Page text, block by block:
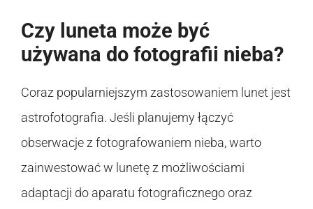
Czy luneta może być
używana do fotografii nieba?
Coraz popularniejszym zastosowaniem lunet jest
astrofotografia. Jeśli planujemy łączyć
obserwacje z fotografowaniem nieba, warto
zainwestować w lunetę z możliwościami
adaptacji do aparatu fotograficznego oraz